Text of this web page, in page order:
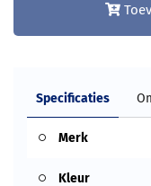
Specificaties
Merk
Kleur